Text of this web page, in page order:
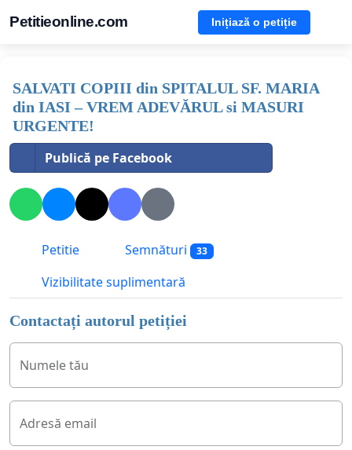
Petitieonline.com Inițiază o petiție
SALVATI COPIII din SPITALUL SF. MARIA
din IASI – VREM ADEVĂRUL si MASURI
URGENTE!
Publică pe Facebook
Petitie Semnături 33
Vizibilitate suplimentară
Contactați autorul petiției
Numele tău
Adresă email